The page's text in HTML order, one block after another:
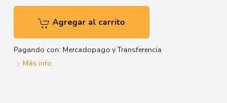
Agregar al carrito
Pagando con: Mercadopago yTransferencia
Más info